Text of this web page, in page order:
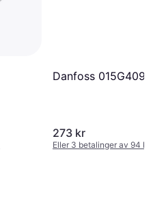
Danfoss 015G4090
273 kr
Eller 3 betalinger av 94 kr